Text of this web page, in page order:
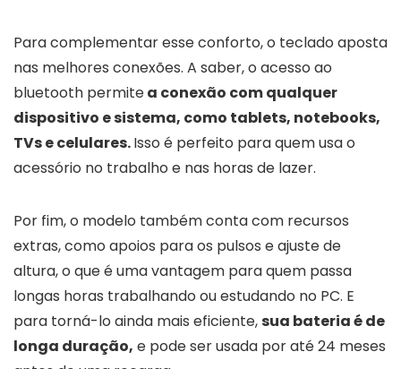
Para complementar esse conforto, o teclado aposta
nas melhores conexões. A saber, o acesso ao
bluetooth permitea conexão com qualquer
dispositivo e sistema, como tablets, notebooks,
TVs e celulares.Isso é perfeito para quem usa o
acessório no trabalho e nas horas de lazer.
Por fim, o modelo também conta com recursos
extras, como apoios para os pulsos e ajuste de
altura, o que é uma vantagem para quem passa
longas horas trabalhando ou estudando no PC. E
para torná-lo ainda mais eficiente,sua bateria é de
longa duração, e pode ser usada por até 24 meses